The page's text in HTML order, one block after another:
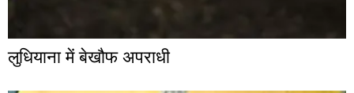
लुधियाना में बेखौफ अपराधी